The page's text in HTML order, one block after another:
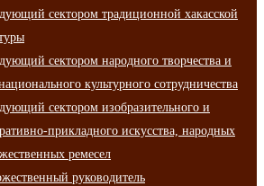
сектором традиционной хакасской
сектором народного творчества и
культурного сотрудничества
сектором изобразительного и
прикладного искусства, народных
ремесел
руководитель